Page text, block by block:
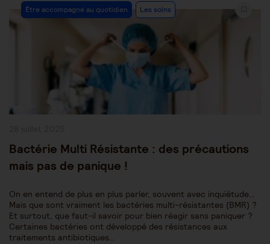
Post
Category:
Être accompagné au quotidien Les soins
Bactérie Multi Résistante : des précautions
mais pas de panique !
On en entend de plus en plus parler, souvent avec inquiétude…
Mais que sont vraiment les bactéries multi-résistantes (BMR) ?
Et surtout, que faut-il savoir pour bien réagir sans paniquer ?
Certaines bactéries ont développé des résistances aux
traitements antibiotiques…